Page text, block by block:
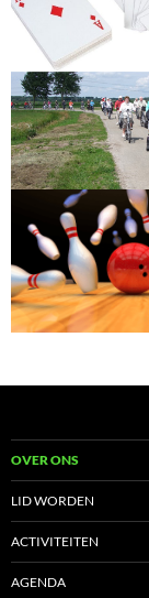
OVER ONS
LID WORDEN
ACTIVITEITEN
AGENDA